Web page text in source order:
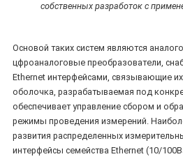
собственных разработок с
Основой таких систем являются
цфроаналоговые преобразователи,
Ethernet интерфейсами, связывающие
оболочка, разрабатываемая под
обеспечивает управление сбором и
режимы проведения измерений.
развития распределенных
интерфейсы семейства Ethernet (10/